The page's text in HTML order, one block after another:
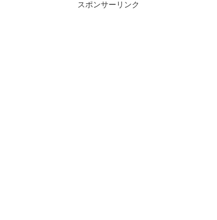
スポンサーリンク